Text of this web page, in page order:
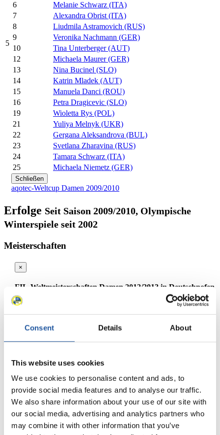
Consent Details About
This website uses cookies
We use cookies to personalise content and ads, to
provide social media features and to analyse our traffic.
We also share information about your use of our site with
our social media, advertising and analytics partners who
may combine it with other information that you’ve
5
6
Melanie Schwarz (ITA)
7
Alexandra Obrist (ITA)
8
Liudmila Astramovich (RUS)
9
Veronika Nachmann (GER)
10
Tina Unterberger (AUT)
12
Michaela Maurer (GER)
13
Nina Bucinel (SLO)
14
Katrin Mladek (AUT)
15
Manuela Danci (ROU)
16
Petra Dragicevic (SLO)
19
Wioletta Rys (POL)
21
Yuliya Melnyk (UKR)
22
Gergana Aleksandrova (BUL)
23
Svetlana Zharavina (RUS)
24
Tamara Schwarz (ITA)
25
Michaela Niemetz (GER)
Schließen
aqotec-Weltcup Damen 2009/2010
Erfolge Seit Saison 2009/2010, Olympische
Winterspiele seit 2002
Meisterschaften
11
×
FIL-Weltmeisterschaften Damen 2012/2013 in Deutschnofen
(ITA)
Platzierung
Athlet
Ekaterina Lavrentjeva (RUS)
4
Greta Pinggera (ITA)
6
Tina Unterberger (AUT)
9
Theresa Maurer (GER)
10
Veronika Nachmann (GER)
11
Marlies Wagner (AUT)
12
Svetlana Zaravina (RUS)